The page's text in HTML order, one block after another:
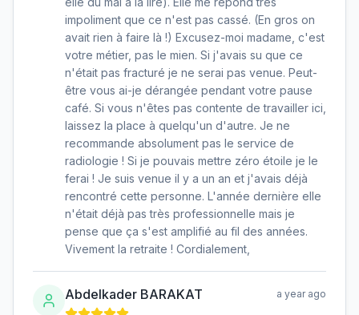
impoliment que ce n'est pas cassé. (En gros on
avait rien à faire là !) Excusez-moi madame, c'est
votre métier, pas le mien. Si j'avais su que ce
n'était pas fracturé je ne serai pas venue. Peut-
être vous ai-je dérangée pendant votre pause
café. Si vous n'êtes pas contente de travailler ici,
laissez la place à quelqu'un d'autre. Je ne
recommande absolument pas le service de
radiologie ! Si je pouvais mettre zéro étoile je le
ferai ! Je suis venue il y a un an et j'avais déjà
rencontré cette personne. L'année dernière elle
n'était déjà pas très professionnelle mais je
pense que ça s'est amplifié au fil des années.
Vivement la retraite ! Cordialement,
Abdelkader BARAKAT a year ago